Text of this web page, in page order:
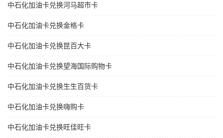
中石化加油卡兑换河马超市卡
中石化加油卡兑换金格卡
中石化加油卡兑换昆百大卡
中石化加油卡兑换望海国际购物卡
中石化加油卡兑换生生百货卡
中石化加油卡兑换嗨购卡
中石化加油卡兑换旺佳旺卡